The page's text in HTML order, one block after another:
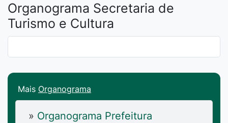
Organograma Secretaria de
Turismo e Cultura
Mais Organograma
» Organograma Prefeitura